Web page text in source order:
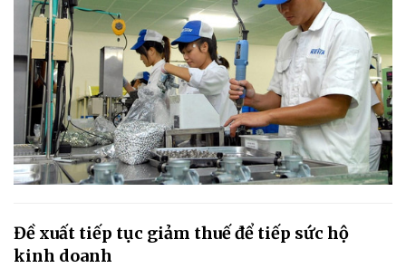
Đề xuất tiếp tục giảm thuế để tiếp sức hộ
kinh doanh